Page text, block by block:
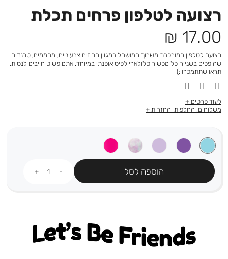
רצועה לטלפון פרחים תכלת
מחיר
מוצר
17.00 ₪
רצועה לטלפון המורכבת משרוך המושחל במגוון חרוזים צבעוניים, מהממים, טרנדים
שהופכים בשנייה כל מכשיר סלולארי לפיס אופנתי במיוחד. אתם פשוט חייבים לנסות,
תראו שתתמכרו :)
לעוד פרטים
משלוחים, החלפות והחזרות
הוספה לסל
Let's be friends